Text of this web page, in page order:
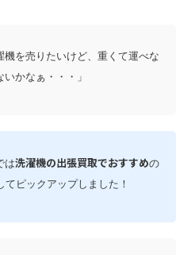
機を売りたいけど、重くて運べな
かなぁ・・・」
は洗濯機の出張買取でおすすめの
ピックアップしました！